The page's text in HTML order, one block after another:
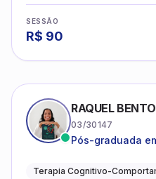
SESSÃO
R$ 90
RAQUEL
03/30147
Pós-graduada
Terapia Cognitivo-